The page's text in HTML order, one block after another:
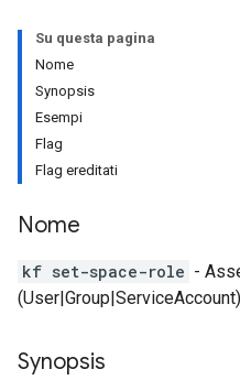
Su questa pagina
Nome
Synopsis
Esempi
Flag
Flag ereditati
Nome
kf set-space-role -
Synopsis